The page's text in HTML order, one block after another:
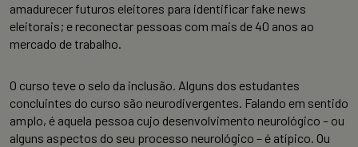
amadurecer futuros eleitores para identificar fake news
eleitorais; e reconectar pessoas com mais de 40 anos ao
mercado de trabalho.
O curso teve o selo da inclusão. Alguns dos estudantes
concluintes do curso são neurodivergentes. Falando em sentido
amplo, é aquela pessoa cujo desenvolvimento neurológico – ou
alguns aspectos do seu processo neurológico – é atípico. Ou